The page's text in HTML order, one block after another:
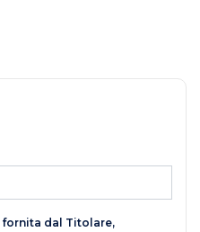
fornita dal Titolare,